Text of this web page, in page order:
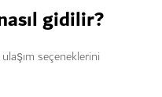
gidilir?
seçeneklerini